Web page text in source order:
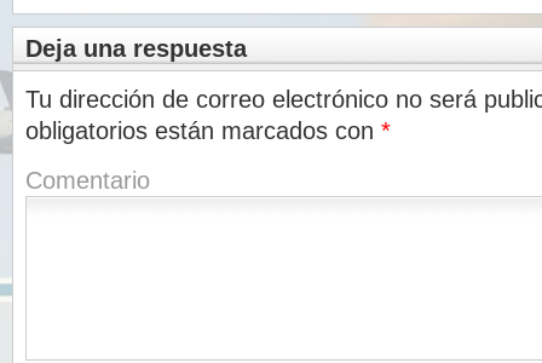
Deja una respuesta
Tu dirección de correo electrónico no será
obligatorios están marcados con *
Comentario